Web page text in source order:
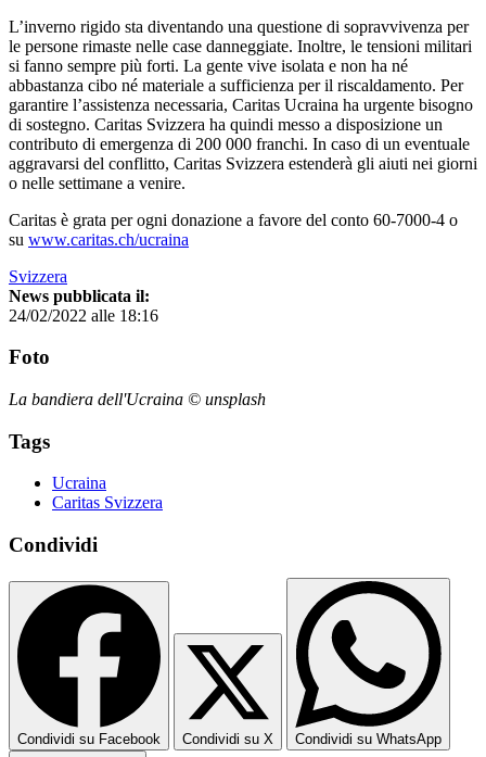
L’inverno rigido sta diventando una questione di sopravvivenza per
le persone rimaste nelle case danneggiate. Inoltre, le tensioni militari
si fanno sempre più forti. La gente vive isolata e non ha né
abbastanza cibo né materiale a sufficienza per il riscaldamento. Per
garantire l’assistenza necessaria, Caritas Ucraina ha urgente bisogno
di sostegno. Caritas Svizzera ha quindi messo a disposizione un
contributo di emergenza di 200 000 franchi. In caso di un eventuale
aggravarsi del conflitto, Caritas Svizzera estenderà gli aiuti nei giorni
o nelle settimane a venire.
Caritas è grata per ogni donazione a favore del conto 60-7000-4 o
su www.caritas.ch/ucraina
Svizzera
News pubblicata il:
24/02/2022 alle 18:16
Foto
La bandiera dell'Ucraina © unsplash
Tags
Ucraina
Caritas Svizzera
Condividi
Condividi su Facebook Condividi su X Condividi su WhatsApp